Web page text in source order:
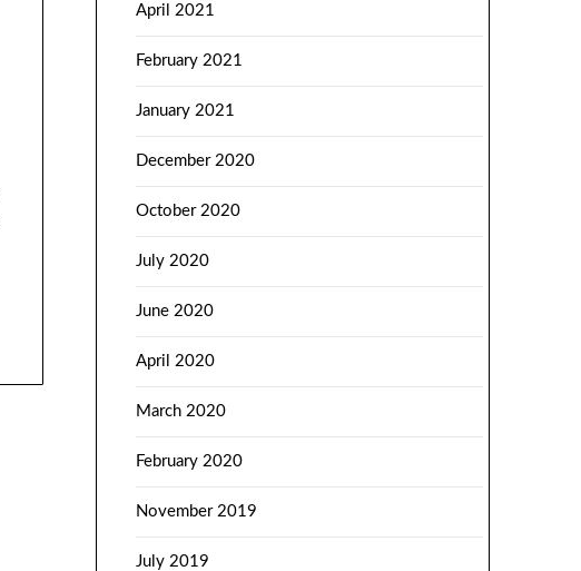
April 2021
February 2021
January 2021
December 2020
October 2020
July 2020
June 2020
April 2020
March 2020
February 2020
November 2019
July 2019